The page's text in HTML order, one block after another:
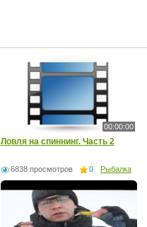
00:00:00
Ловля на спиннинг. Часть 2
6838 просмотров 0 Рыбалка